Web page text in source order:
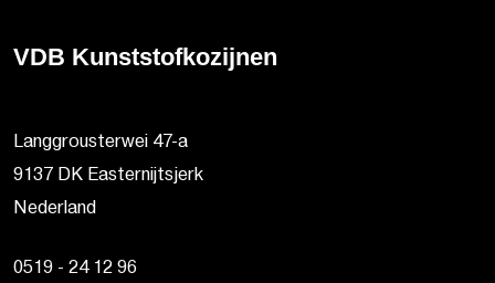
VDB Kunststofkozijnen
Langgrousterwei 47-a
9137 DK Easternijtsjerk
Nederland
0519 - 24 12 96